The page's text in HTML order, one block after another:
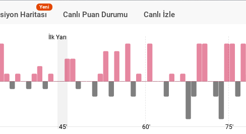
Haritası
Yeni
Canlı Puan Durumu Canlı İzle
İlk Yarı
45' 60' 75'